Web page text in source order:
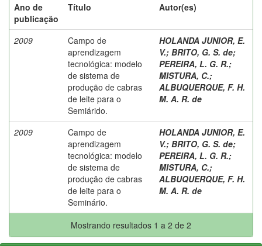
Ano de
publicação
Título Autor(es)
2009
Campo de
aprendizagem
tecnológica: modelo
de sistema de
produção de cabras
de leite para o
Semiárido.
HOLANDA JUNIOR, E.
V.; BRITO, G. S. de;
PEREIRA, L. G. R.;
MISTURA, C.;
ALBUQUERQUE, F. H.
M. A. R. de
2009
Campo de
aprendizagem
tecnológica: modelo
de sistema de
produção de cabras
de leite para o
Seminário.
HOLANDA JUNIOR, E.
V.; BRITO, G. S. de;
PEREIRA, L. G. R.;
MISTURA, C.;
ALBUQUERQUE, F. H.
M. A. R. de
Mostrando resultados 1 a 2 de 2